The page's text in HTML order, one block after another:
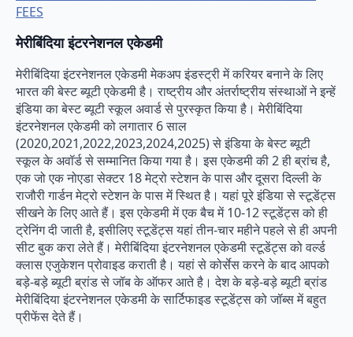
FEES
मेरीबिंदिया इंटरनेशनल एकेडमी
मेरीबिंदिया इंटरनेशनल एकेडमी मेकअप इंडस्ट्री में करियर बनाने के लिए
भारत की बेस्ट ब्यूटी एकेडमी है। राष्ट्रीय और अंतर्राष्ट्रीय संस्थाओं ने इन्हें
इंडिया का बेस्ट ब्यूटी स्कूल अवार्ड से पुरस्कृत किया है। मेरीबिंदिया
इंटरनेशनल एकेडमी को लगातार 6 साल
(2020,2021,2022,2023,2024,2025) से इंडिया के बेस्ट ब्यूटी
स्कूल के अवॉर्ड से सम्मानित किया गया है। इस एकेडमी की 2 ही ब्रांच है,
एक जो एक नोएडा सेक्टर 18 मेट्रो स्टेशन के पास और दूसरा दिल्ली के
राजौरी गार्डन मेट्रो स्टेशन के पास में स्थित है। यहां पूरे इंडिया से स्टूडेंट्स
सीखने के लिए आते हैं। इस एकेडमी में एक बैच में 10-12 स्टूडेंट्स को ही
ट्रेनिंग दी जाती है, इसीलिए स्टूडेंट्स यहां तीन-चार महीने पहले से ही अपनी
सीट बुक करा लेते हैं। मेरीबिंदिया इंटरनेशनल एकेडमी स्टूडेंट्स को वर्ल्ड
क्लास एजुकेशन प्रोवाइड कराती है। यहां से कोर्सेस करने के बाद आपको
बड़े-बड़े ब्यूटी ब्रांड से जॉब के ऑफर आते है। देश के बड़े-बड़े ब्यूटी ब्रांड
मेरीबिंदिया इंटरनेशनल एकेडमी के सार्टिफाइड स्टूडेंट्स को जॉब्स में बहुत
प्रीफेंस देते हैं।